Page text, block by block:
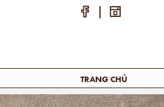
TRANG CHỦ